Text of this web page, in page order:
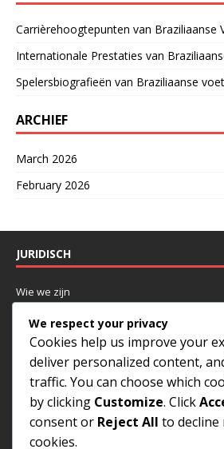
Carrièrehoogtepunten van Braziliaanse
Internationale Prestaties van
Spelersbiografieën van Braziliaanse
ARCHIEF
March 2026
February 2026
JURIDISCH
Wie we zijn
Neem contact op
Cookiebeleid
Gebruikersovereenkomst
Jouw privacy
CATEGORIEËN
We respect your privacy
Cookies help us improve your
deliver personalized content,
traffic. You can choose which
by clicking Customize. Click
consent or Reject All to decline
cookies.